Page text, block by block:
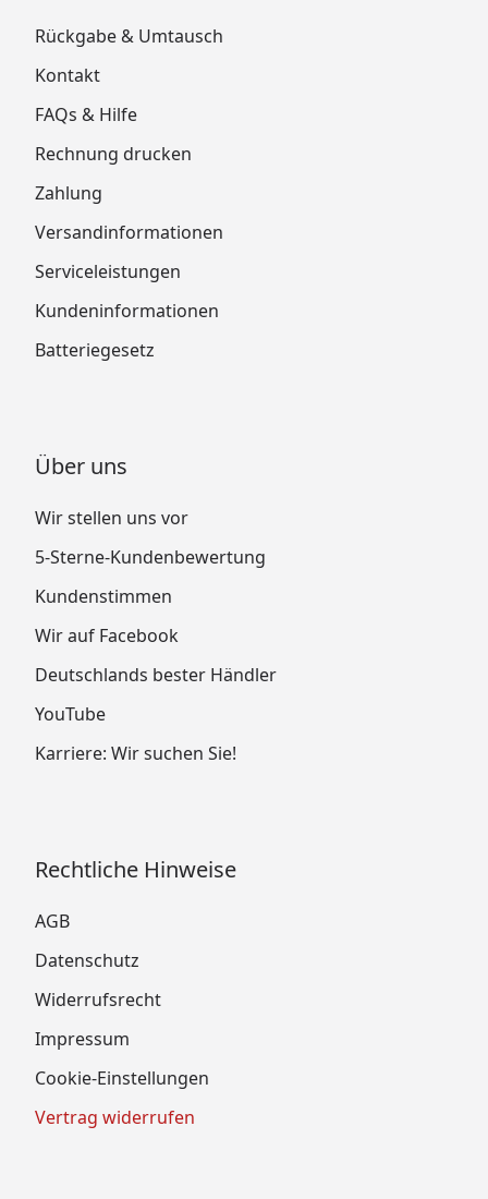
Rückgabe & Umtausch
Kontakt
FAQs & Hilfe
Rechnung drucken
Zahlung
Versandinformationen
Serviceleistungen
Kundeninformationen
Batteriegesetz
Über uns
Wir stellen uns vor
5-Sterne-Kundenbewertung
Kundenstimmen
Wir auf Facebook
Deutschlands bester Händler
YouTube
Karriere: Wir suchen Sie!
Rechtliche Hinweise
AGB
Datenschutz
Widerrufsrecht
Impressum
Cookie-Einstellungen
Vertrag widerrufen